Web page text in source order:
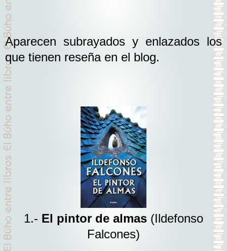
Aparecen subrayados y enlazados los
que tienen reseña en el blog.
1.- El pintor de almas (Ildefonso
Falcones)